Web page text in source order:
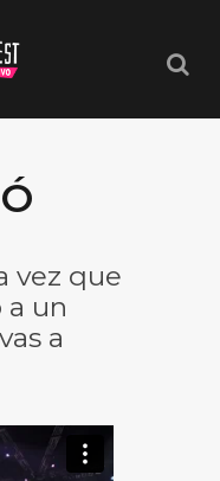
vez que
a un
a